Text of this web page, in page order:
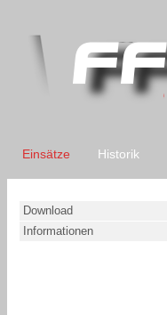
Einsätze Historik
Download
Informationen